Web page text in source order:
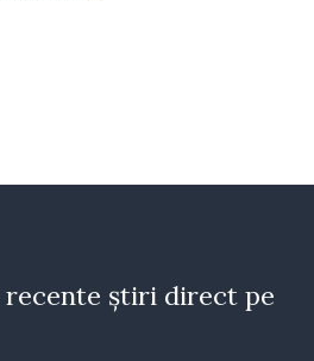
știri direct pe